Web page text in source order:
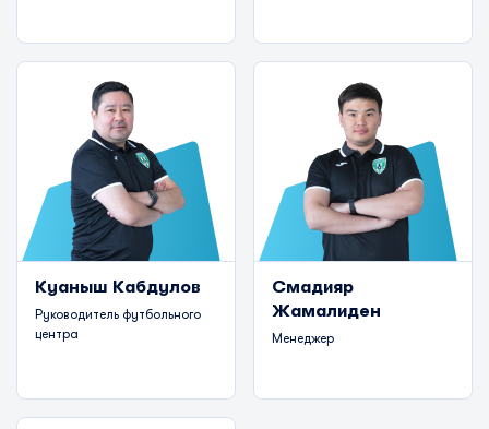
Куаныш Кабдулов
Руководитель футбольного
центра
Смадияр
Жамалиден
Менеджер